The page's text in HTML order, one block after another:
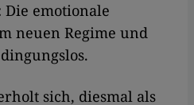
Die emotionale
neuen Regime und
sich, diesmal als